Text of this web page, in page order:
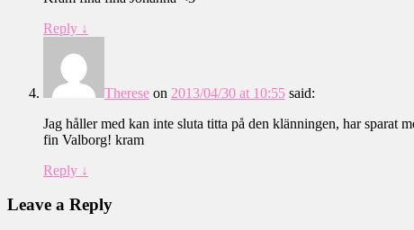
Reply ↓
Therese on 2013/04/30 at 10:55 said:
Jag håller med kan inte sluta titta på den klänningen, har sparat
fin Valborg! kram
Reply ↓
Leave a Reply